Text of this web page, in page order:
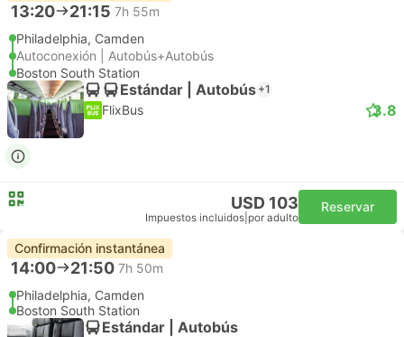
13:20 21:15 7h 55m
Philadelphia, Camden
Autoconexión | Autobús+Autobús
Boston South Station
Estándar | Autobús +1
FlixBus 3.8
USD 103
Impuestos incluidos por adulto
Reservar
Confirmación instantánea
14:00 21:50 7h 50m
Philadelphia, Camden
Boston South Station
Estándar | Autobús